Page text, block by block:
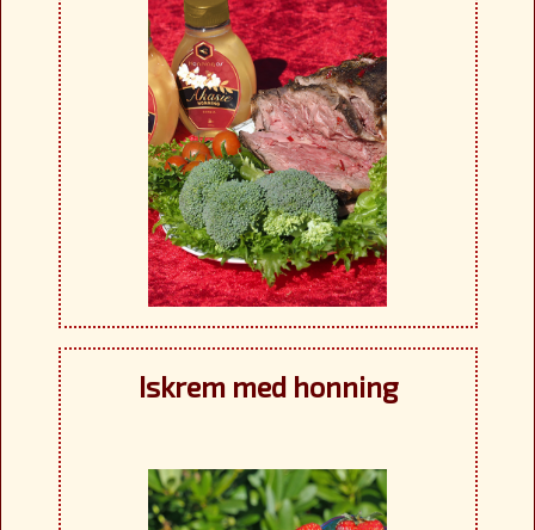
Iskrem med honning